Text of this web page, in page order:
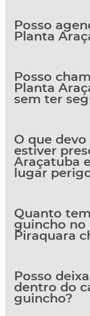
Posso
Planta
Posso
Planta
sem ter
O que
estiver
Araçatuba
lugar
Quanto
guincho no
Piraquara
Posso
dentro do
guincho?